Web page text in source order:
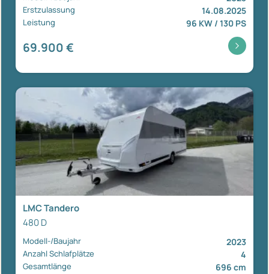
Erstzulassung 14.08.2025
Leistung 96 KW / 130 PS
69.900 €
LMC Tandero
480 D
Modell-/Baujahr 2023
Anzahl Schlafplätze 4
Gesamtlänge 696 cm